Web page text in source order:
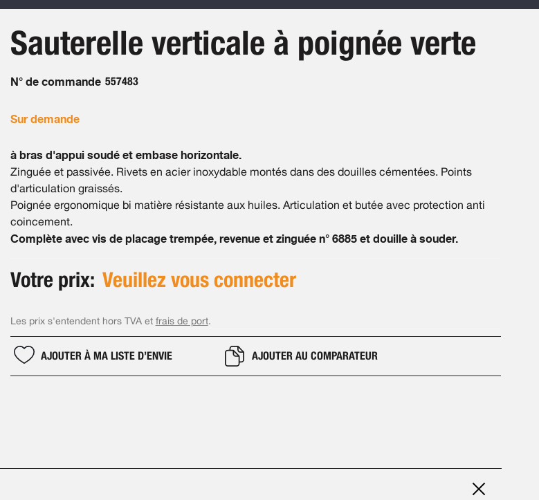
Sauterelle verticale à poignée verte
N° de commande 557483
Sur demande
à bras d'appui soudé et embase horizontale.
Zinguée et passivée. Rivets en acier inoxydable montés dans des douilles cémentées. Points
d'articulation graissés.
Poignée ergonomique bi matière résistante aux huiles. Articulation et butée avec protection anti
coincement.
Complète avec vis de placage trempée, revenue et zinguée n° 6885 et douille à souder.
Votre prix: Veuillez vous connecter
Les prix s'entendent hors TVA et frais de port.
AJOUTER À MA LISTE D’ENVIE AJOUTER AU COMPARATEUR